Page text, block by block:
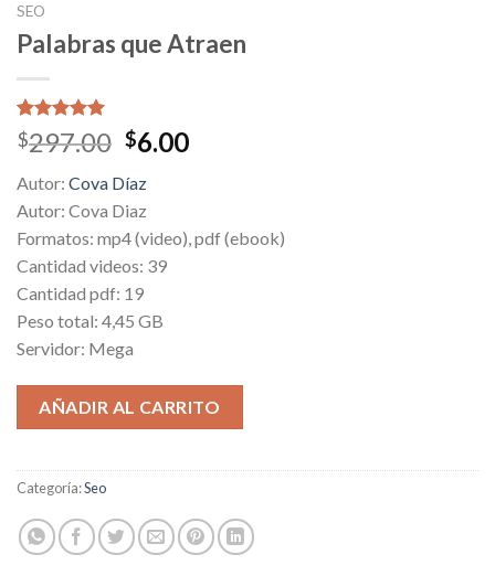
SEO
Palabras que Atraen
Valorado
5.00sobre
en
1
puntuación
de cliente
$297.00 Original
was:
$297.00.
$6.00Current
Autor: Cova Díaz
Autor: Cova Diaz
Formatos: mp4 (video), pdf (ebook)
Cantidad videos: 39
Cantidad pdf: 19
Peso total: 4,45 GB
Servidor: Mega
AÑADIR AL CARRITO
Categoría:Seo